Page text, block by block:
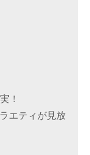
！
エティが見放